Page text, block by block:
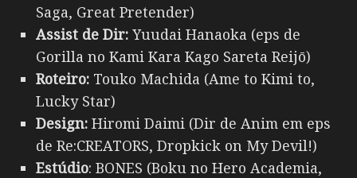
Saga, Great Pretender)
Assist de Dir: Yuudai Hanaoka (eps de
Gorilla no Kami Kara Kago Sareta Reijō)
Roteiro: Touko Machida (Ame to Kimi to,
Lucky Star)
Design: Hiromi Daimi (Dir de Anim em eps
de Re:CREATORS, Dropkick on My Devil!)
Estúdio: BONES (Boku no Hero Academia,